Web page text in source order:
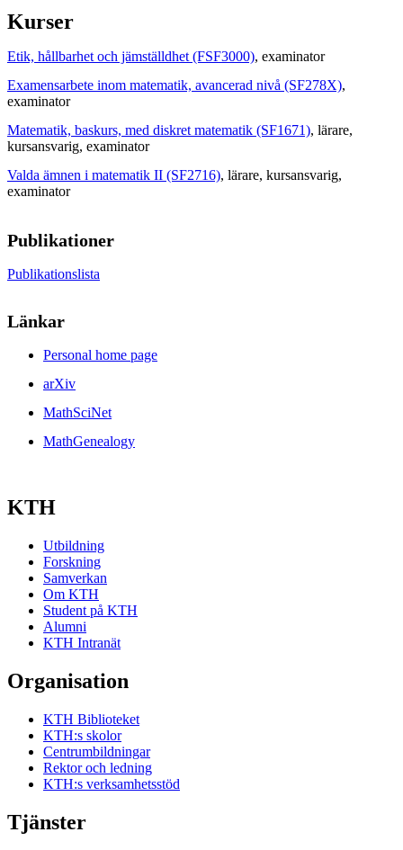
Kurser
Etik, hållbarhet och jämställdhet (FSF3000), examinator
Examensarbete inom matematik, avancerad nivå (SF278X),
examinator
Matematik, baskurs, med diskret matematik (SF1671), lärare,
kursansvarig, examinator
Valda ämnen i matematik II (SF2716), lärare, kursansvarig,
examinator
Publikationer
Publikationslista
Länkar
Personal home page
arXiv
MathSciNet
MathGenealogy
KTH
Utbildning
Forskning
Samverkan
Om KTH
Student på KTH
Alumni
KTH Intranät
Organisation
KTH Biblioteket
KTH:s skolor
Centrumbildningar
Rektor och ledning
KTH:s verksamhetsstöd
Tjänster